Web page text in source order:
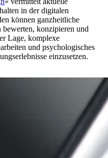
in der digitalen
können ganzheitliche
konzipieren und
Lage, komplexe
und psychologisches
einzusetzen.